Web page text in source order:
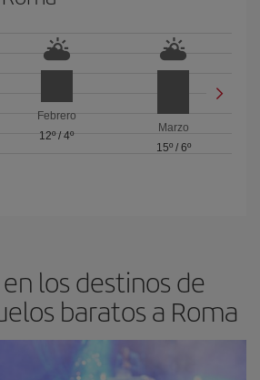
Febrero
12º/ 4º
Marzo
15º/ 6º
los destinos de
baratos a Roma